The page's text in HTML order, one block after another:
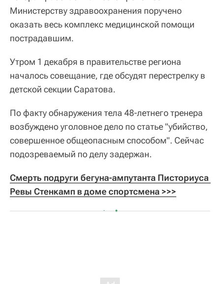
Министерству здравоохранения поручено
оказать весь комплекс медицинской помощи
пострадавшим.
Утром 1 декабря в правительстве региона
началось совещание, где обсудят перестрелку в
детской секции Саратова.
По факту обнаружения тела 48-летнего тренера
возбуждено уголовное дело по статье "убийство,
совершенное общеопасным способом". Сейчас
подозреваемый по делу задержан.
Смерть подруги бегуна-ампутанта Писториуса
Ревы Стенкамп в доме спортсмена >>>